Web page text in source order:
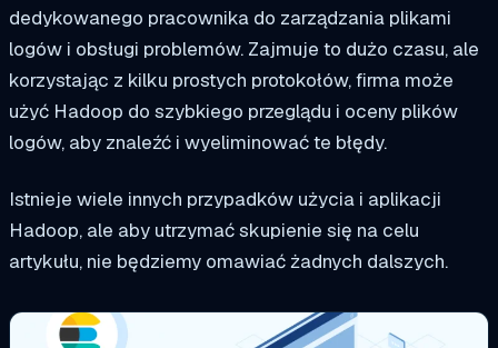
dedykowanego pracownika do zarządzania plikami
logów i obsługi problemów. Zajmuje to dużo czasu, ale
korzystając z kilku prostych protokołów, firma może
użyć Hadoop do szybkiego przeglądu i oceny plików
logów, aby znaleźć i wyeliminować te błędy.
Istnieje wiele innych przypadków użycia i aplikacji
Hadoop, ale aby utrzymać skupienie się na celu
artykułu, nie będziemy omawiać żadnych dalszych.